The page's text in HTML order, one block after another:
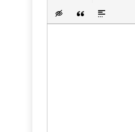
ВставкаВставка